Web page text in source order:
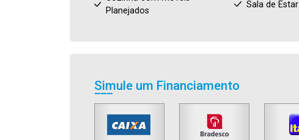
Planejados
Sala de Estar
Simule um Financiamento